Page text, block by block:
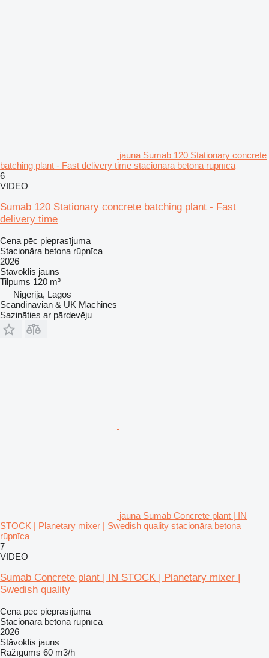
jauna Sumab 120 Stationary concrete
batching plant - Fast delivery time stacionāra betona rūpnīca
6
VIDEO
Sumab 120 Stationary concrete batching plant - Fast
delivery time
Cena pēc pieprasījuma
Stacionāra betona rūpnīca
2026
Stāvoklis jauns
Tilpums 120 m³
Nigērija, Lagos
Scandinavian & UK Machines
Sazināties ar pārdevēju
jauna Sumab Concrete plant | IN
STOCK | Planetary mixer | Swedish quality stacionāra betona
rūpnīca
7
VIDEO
Sumab Concrete plant | IN STOCK | Planetary mixer |
Swedish quality
Cena pēc pieprasījuma
Stacionāra betona rūpnīca
2026
Stāvoklis jauns
Ražīgums 60 m3/h